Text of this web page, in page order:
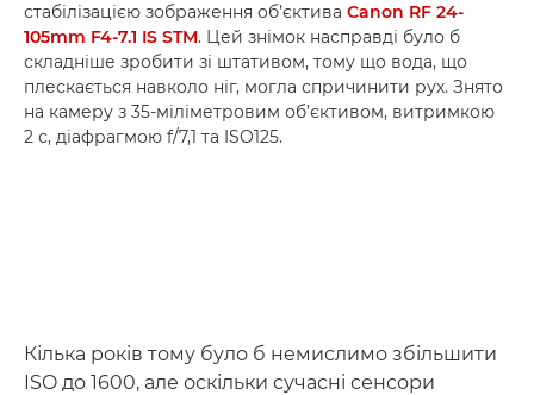
стабілізацією зображення об’єктива Canon RF 24-
105mm F4-7.1 IS STM. Цей знімок насправді було б
складніше зробити зі штативом, тому що вода, що
плескається навколо ніг, могла спричинити рух. Знято
на камеру з 35-міліметровим об’єктивом, витримкою
2 с, діафрагмою f/7,1 та ISO125.
Кілька років тому було б немислимо збільшити
ISO до 1600, але оскільки сучасні сенсори